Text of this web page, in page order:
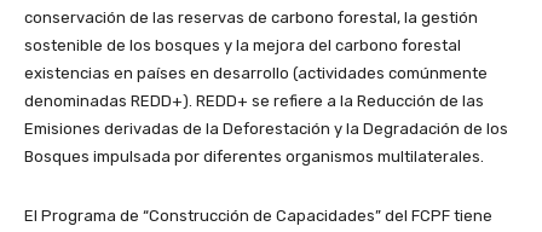
conservación de las reservas de carbono forestal, la gestión
sostenible de los bosques y la mejora del carbono forestal
existencias en países en desarrollo (actividades comúnmente
denominadas REDD+). REDD+ se refiere a la Reducción de las
Emisiones derivadas de la Deforestación y la Degradación de los
Bosques impulsada por diferentes organismos multilaterales.
El Programa de “Construcción de Capacidades” del FCPF tiene